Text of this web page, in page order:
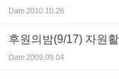
Date2010.10.26
후원의밤(9/17) 자원
Date2009.09.04